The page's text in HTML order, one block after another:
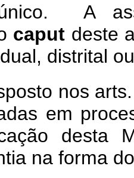
A
caput deste
distrital
nos
em
desta
na forma